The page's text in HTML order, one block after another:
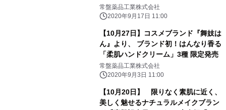
キンケアパウダー」限定発売
常盤薬品工業株式会社
2020年9月17日 11:00
【10月27日】コスメブランド『舞妓は
ん』より、 ブランド初！はんなり香る
「柔肌ハンドクリーム」3種 限定発売
常盤薬品工業株式会社
2020年9月3日 11:00
【10月20日】 限りなく素肌に近く、
美しく魅せるナチュラルメイクブラン